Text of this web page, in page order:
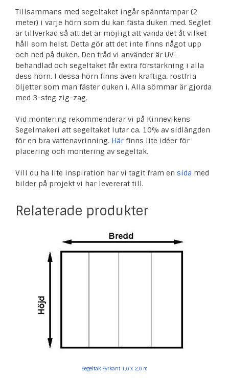
Tillsammans med segeltaket ingår spänntampar (2
meter) i varje hörn som du kan fästa duken med. Seglet
är tillverkad så att det är möjligt att vända det åt vilket
håll som helst. Detta gör att det inte finns något upp
och ned på duken. Den tråd vi använder är UV-
behandlad och segeltaket får extra förstärkning i alla
dess hörn. I dessa hörn finns även kraftiga, rostfria
öljetter som man fäster duken i. Alla sömmar är gjorda
med 3-steg zig-zag.
Vid montering rekommenderar vi på Kinnevikens
Segelmakeri att segeltaket lutar ca. 10% av sidlängden
för en bra vattenavrinning. Här finns lite idéer för
placering och montering av segeltak.
Vill du ha lite inspiration har vi tagit fram en sida med
bilder på projekt vi har levererat till.
Relaterade produkter
Segeltak Fyrkant 1,0 x 2,0 m